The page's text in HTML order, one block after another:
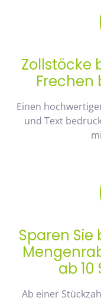
Zollstöcke
Frechen
Einen
und Text
Sparen
ab 10
Ab einer